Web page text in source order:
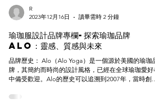
R
2023年12月16日
讀畢需時 2 分鐘
瑜珈服設計品牌專欄-探索瑜珈品牌
Alo：靈感、質感與未來
品牌歷史： Alo（Alo Yoga）是一個源於美國的瑜珈品